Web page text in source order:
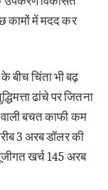
कामों में मदद कर
बीच चिंता भी बढ़
ढांचे पर जितना
बचत काफी कम
3 अरब डॉलर की
खर्च 145 अरब